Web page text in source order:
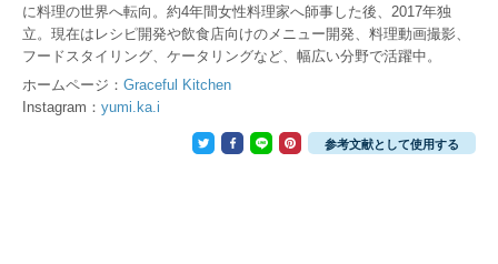
に料理の世界へ転向。約4年間女性料理家へ師事した後、2017年独
立。現在はレシピ開発や飲食店向けのメニュー開発、料理動画撮影、
フードスタイリング、ケータリングなど、幅広い分野で活躍中。
ホームページ： Graceful Kitchen
Instagram： yumi.ka.i
参考文献として使用する